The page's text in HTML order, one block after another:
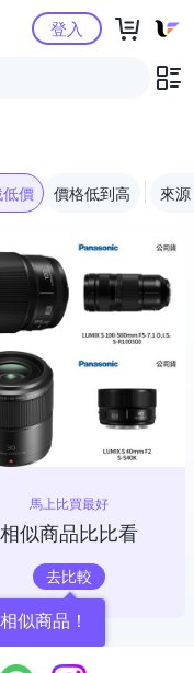
物中心登入
價 價格低到高 來源
馬上比買最好
相似商品比比看
去比較
似商品！